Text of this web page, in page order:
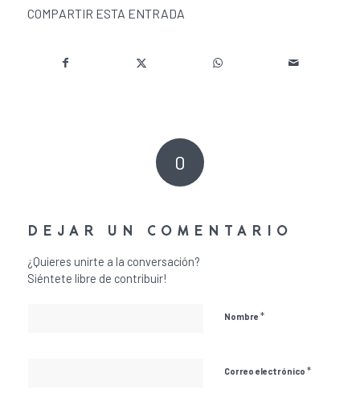
COMPARTIR ESTA ENTRADA
0
DEJAR UN COMENTARIO
¿Quieres unirte a la conversación?
Siéntete libre de contribuir!
Nombre*
Correo electrónico *